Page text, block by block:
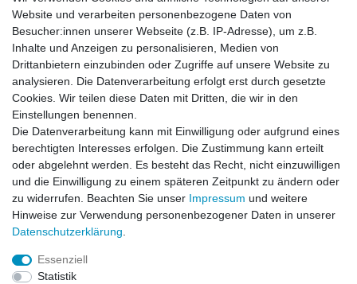
Einkaufen
Zahlungsarten
Versandarten & -kosten
Widerrufsrecht
Zum Online-Widerruf
Mein Konto
Login
Website und verarbeiten personenbezogene Daten von
Besucher:innen unserer Webseite (z.B. IP-Adresse), um z.B.
Inhalte und Anzeigen zu personalisieren, Medien von
Drittanbietern einzubinden oder Zugriffe auf unsere Website zu
analysieren. Die Datenverarbeitung erfolgt erst durch gesetzte
Cookies. Wir teilen diese Daten mit Dritten, die wir in den
Einstellungen benennen.
Die Datenverarbeitung kann mit Einwilligung oder aufgrund eines
berechtigten Interesses erfolgen. Die Zustimmung kann erteilt
oder abgelehnt werden. Es besteht das Recht, nicht einzuwilligen
und die Einwilligung zu einem späteren Zeitpunkt zu ändern oder
zu widerrufen. Beachten Sie unser Impressum und weitere
Hinweise zur Verwendung personenbezogener Daten in unserer
Daten­schutz­erklärung
Essenziell
Statistik